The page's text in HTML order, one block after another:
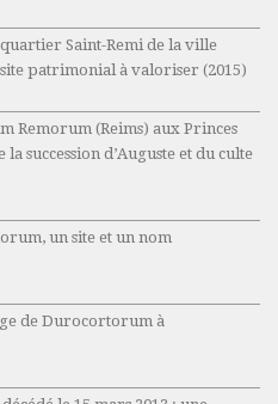
Saint-Remi de la ville
patrimonial à valoriser (2015)
Remorum (Reims) aux Princes
la succession d’Auguste et du culte
un site et un nom
de Durocortorum à